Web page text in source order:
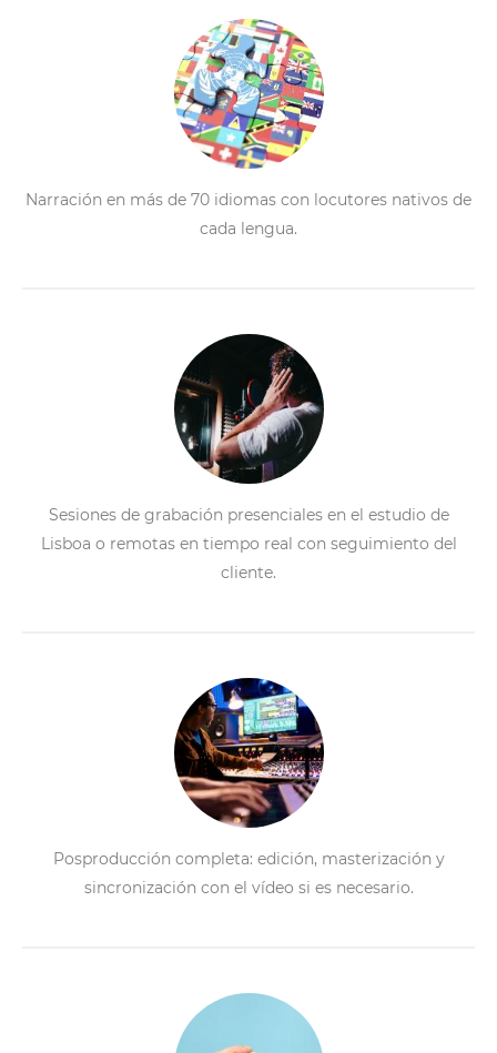
Narración en más de 70 idiomas con locutores nativos de
cada lengua.
Sesiones de grabación presenciales en el estudio de
Lisboa o remotas en tiempo real con seguimiento del
cliente.
Posproducción completa: edición, masterización y
sincronización con el vídeo si es necesario.